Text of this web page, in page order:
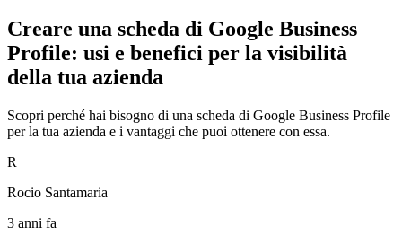
Creare una scheda di Google Business
Profile: usi e benefici per la visibilità
della tua azienda
Scopri perché hai bisogno di una scheda di Google Business Profile
per la tua azienda e i vantaggi che puoi ottenere con essa.
R
Rocio Santamaria
3 anni fa